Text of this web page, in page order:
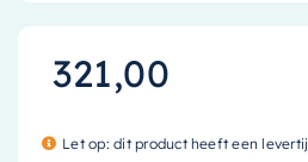
321,00
Let op: dit product heeft een